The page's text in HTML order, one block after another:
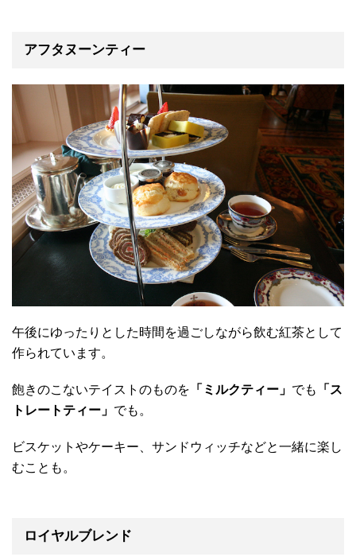
アフタヌーンティー
午後にゆったりとした時間を過ごしながら飲む紅茶として
作られています。
飽きのこないテイストのものを 「ミルクティー」 でも
「ス
トレートティー」 でも。
ビスケットやケーキー、サンドウィッチなどと一緒に楽し
むことも。
ロイヤルブレンド